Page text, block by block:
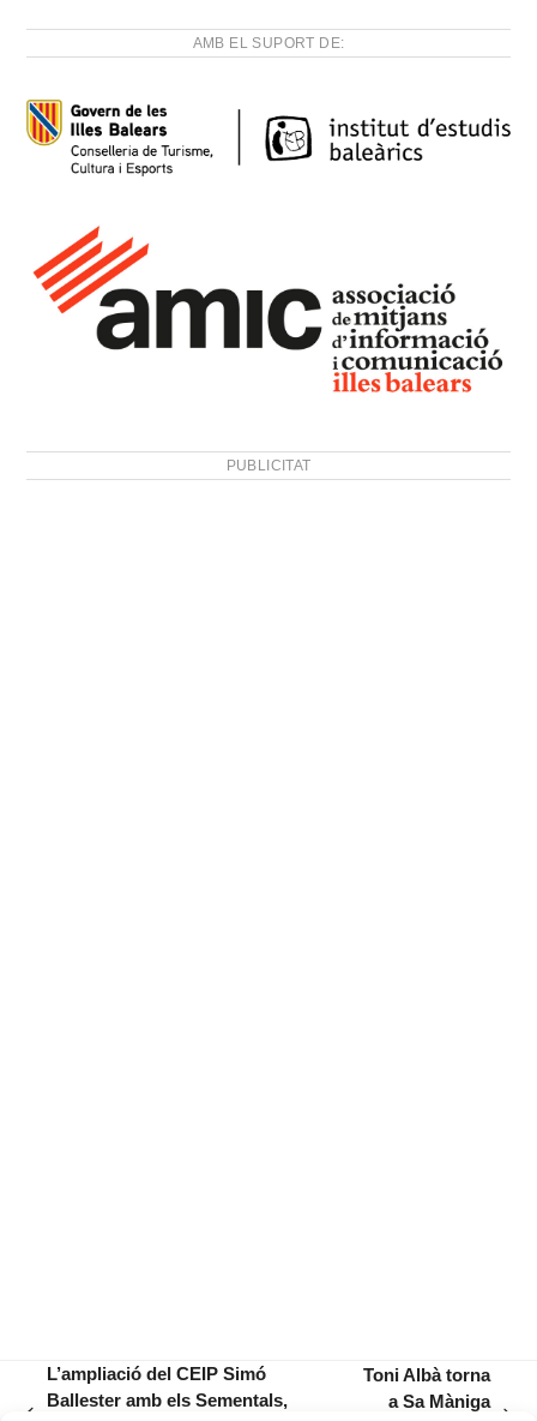
AMB EL SUPORT DE:
PUBLICITAT
L’ampliació del CEIP Simó
Ballester amb els Sementals,
Toni Albà torna
a Sa Màniga